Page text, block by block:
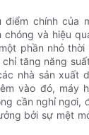
điểm chính của
chóng và hiệu
phần nhỏ
tăng năng
nhà sản xuất
vào đó, máy
cần nghỉ ngơi,
bởi sự mệt